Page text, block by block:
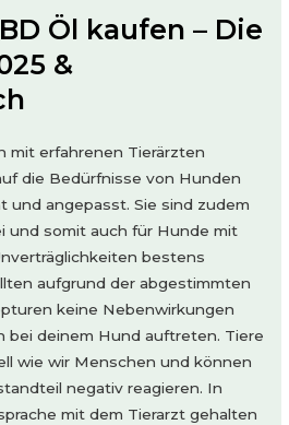
Öl kaufen – Die
&
mit erfahrenen Tierärzten
die Bedürfnisse von Hunden
und angepasst. Sie sind zudem
und somit auch für Hunde mit
bestens
aufgrund der abgestimmten
keine Nebenwirkungen
bei deinem Hund auftreten. Tiere
wie wir Menschen und können
negativ reagieren. In
mit dem Tierarzt gehalten